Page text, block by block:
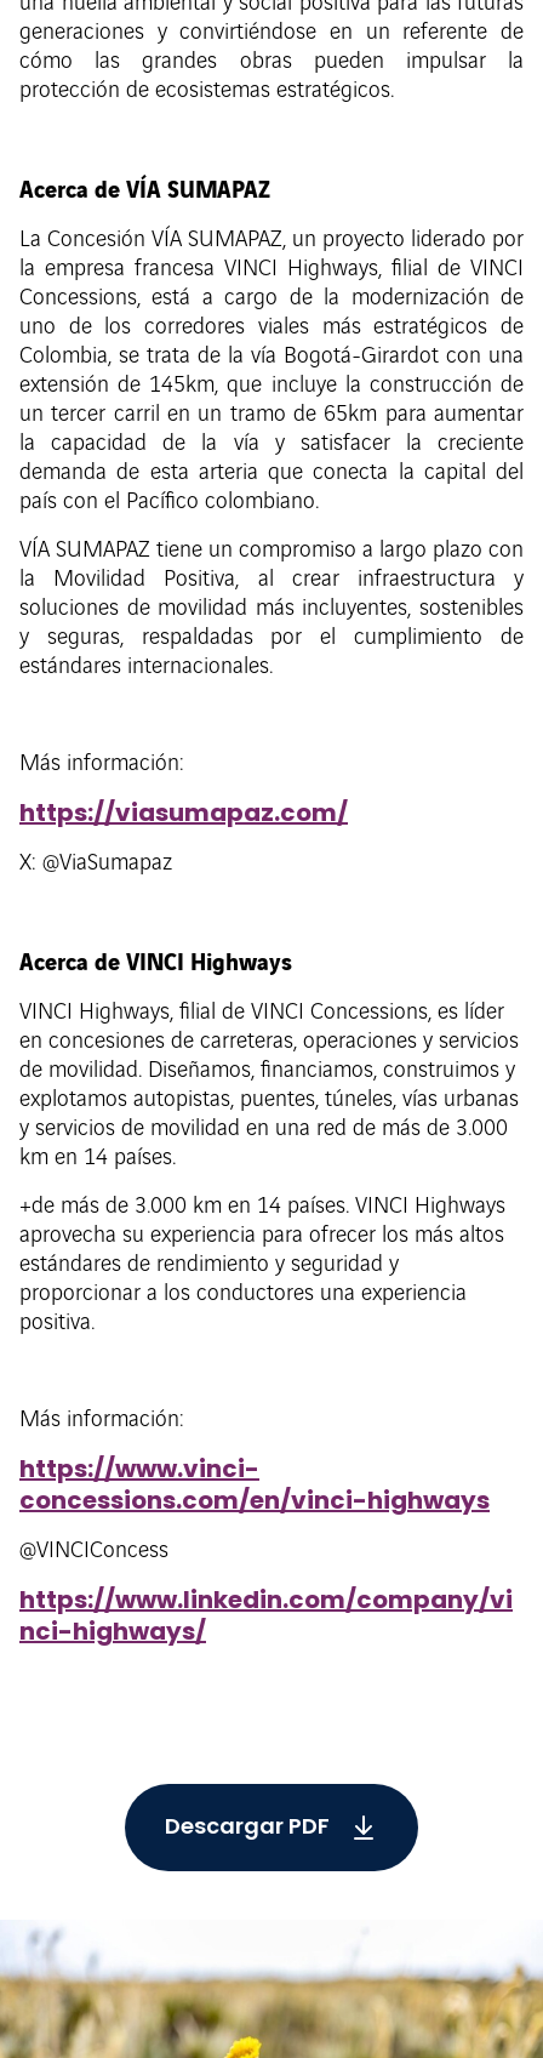
generaciones y convirtiéndose en un referente de
cómo las grandes obras pueden impulsar la
protección de ecosistemas estratégicos.
Acerca de VÍA SUMAPAZ
La Concesión VÍA SUMAPAZ, un proyecto liderado por
la empresa francesa VINCI Highways, filial de VINCI
Concessions, está a cargo de la modernización de
uno de los corredores viales más estratégicos de
Colombia, se trata de la vía Bogotá-Girardot con una
extensión de 145km, que incluye la construcción de
un tercer carril en un tramo de 65km para aumentar
la capacidad de la vía y satisfacer la creciente
demanda de esta arteria que conecta la capital del
país con el Pacífico colombiano.
VÍA SUMAPAZ tiene un compromiso a largo plazo con
la Movilidad Positiva, al crear infraestructura y
soluciones de movilidad más incluyentes, sostenibles
y seguras, respaldadas por el cumplimiento de
estándares internacionales.
Más información:
https://viasumapaz.com/
X: @ViaSumapaz
Acerca de VINCI Highways
VINCI Highways, filial de VINCI Concessions, es líder
en concesiones de carreteras, operaciones y servicios
de movilidad. Diseñamos, financiamos, construimos y
explotamos autopistas, puentes, túneles, vías urbanas
y servicios de movilidad en una red de más de 3.000
km en 14 países.
+de más de 3.000 km en 14 países. VINCI Highways
aprovecha su experiencia para ofrecer los más altos
estándares de rendimiento y seguridad y
proporcionar a los conductores una experiencia
positiva.
Más información:
https://www.vinci-
concessions.com/en/vinci-highways
@VINCIConcess
https://www.linkedin.com/company/vi
nci-highways/
Descargar PDF